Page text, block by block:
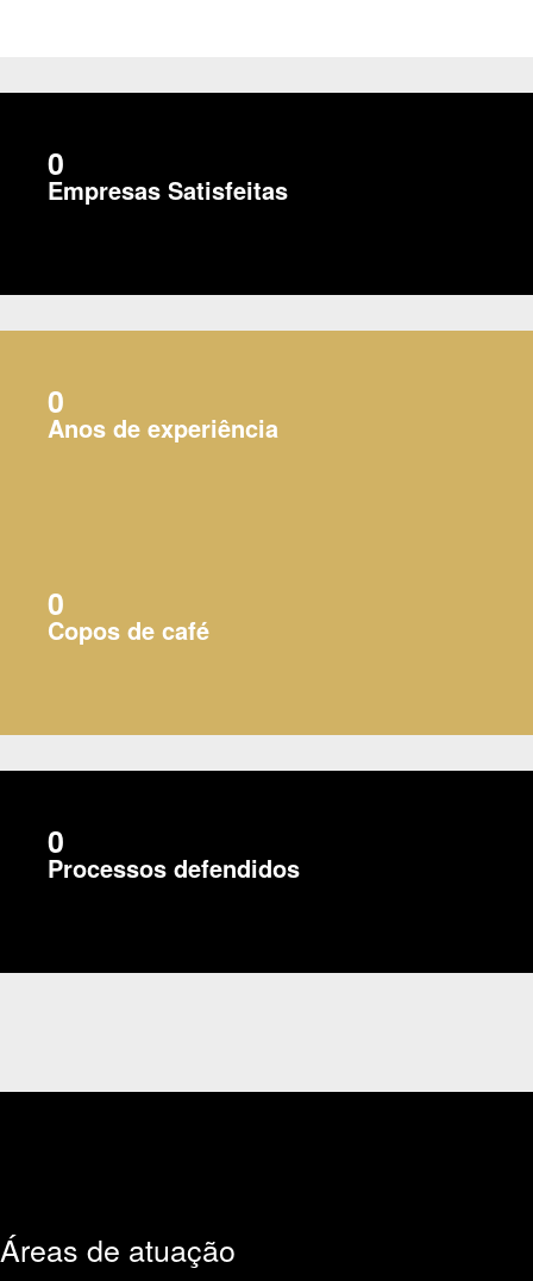
0
Empresas Satisfeitas
0
Anos de experiência
0
Copos de café
0
Processos defendidos
Áreas de atuação